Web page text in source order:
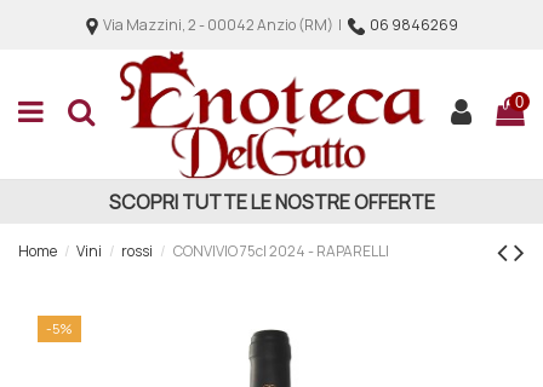
Via Mazzini, 2 - 00042 Anzio (RM) | 06 9846269
0
SCOPRI TUTTE LE NOSTRE OFFERTE
Home Vini rossi CONVIVIO 75cl 2024 - RAPARELLI
-5%